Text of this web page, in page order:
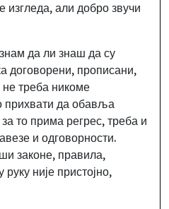
изгледа, али добро звучи
да ли знаш да су
договорени, прописани,
треба никоме
прихвати да обавља
то прима регрес, треба и
и одговорности.
законе, правила,
није пристојно,